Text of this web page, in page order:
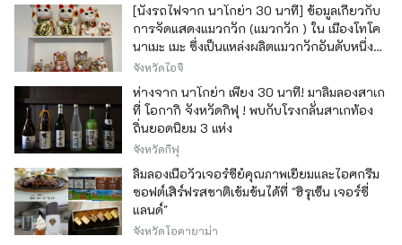
[นั่งรถไฟจาก นาโกย่า 30 นาที] ข้อมูลเกี่ยวกับ
การจัดแสดงแมวกวัก (แมวกวัก ) ใน เมืองโทโค
นาเมะ เมะ ซึ่งเป็นแหล่งผลิตแมวกวักอันดับหนึ่ง
ของญี่ปุ่น
จังหวัดไอจิ
ห่างจาก นาโกย่า เพียง 30 นาที! มาลิ้มลองสาเก
ที่ โอกากิ จังหวัดกิฟุ ! พบกับโรงกลั่นสาเกท้อง
ถิ่นยอดนิยม 3 แห่ง
จังหวัดกิฟุ
ลิ้มลองเนื้อวัวเจอร์ซีย์คุณภาพเยี่ยมและไอศกรีม
ซอฟต์เสิร์ฟรสชาติเข้มข้นได้ที่ "ฮิรุเซ็น เจอร์ซี่
แลนด์"
จังหวัดโอคายาม่า